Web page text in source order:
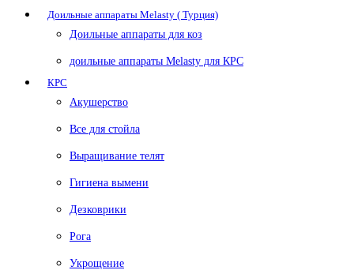
Доильные аппараты Melasty ( Турция)
Доильные аппараты для коз
доильные аппараты Melasty для КРС
КРС
Акушерство
Все для стойла
Выращивание телят
Гигиена вымени
Дезковрики
Рога
Укрощение